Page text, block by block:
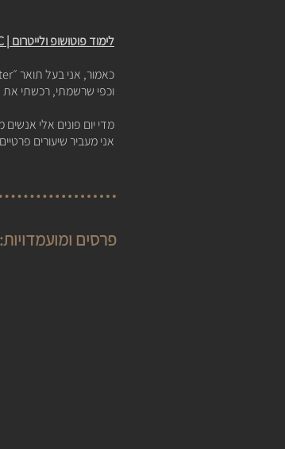
לימוד פוטושופ ולייטרום | Photoshop CC | Lightroom Classic CC
כאמור, אני בעל תואר ״Image Master״ - מומחה לצבע ועיבוד תמונה, בעל יכולת ראיית צבע אבסולוטית.
וכפי שרשמתי, רכשתי את
מדי יום פונים אלי
אני מעביר שיעורים
פרסים ומועמדויות: